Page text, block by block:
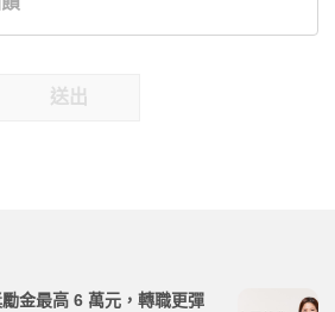
送出
金最高 6 萬元，轉職更彈